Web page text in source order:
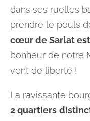
dans ses ruelles
prendre le pouls
cœur de Sarlat
bonheur de notre
vent de liberté !
La ravissante
2 quartiers